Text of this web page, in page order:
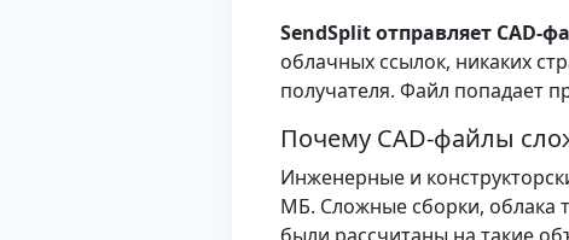
SendSplit отправляет
облачных ссылок, никаких
получателя. Файл попадает
Почему CAD-файлы
Инженерные и
МБ. Сложные сборки, облака